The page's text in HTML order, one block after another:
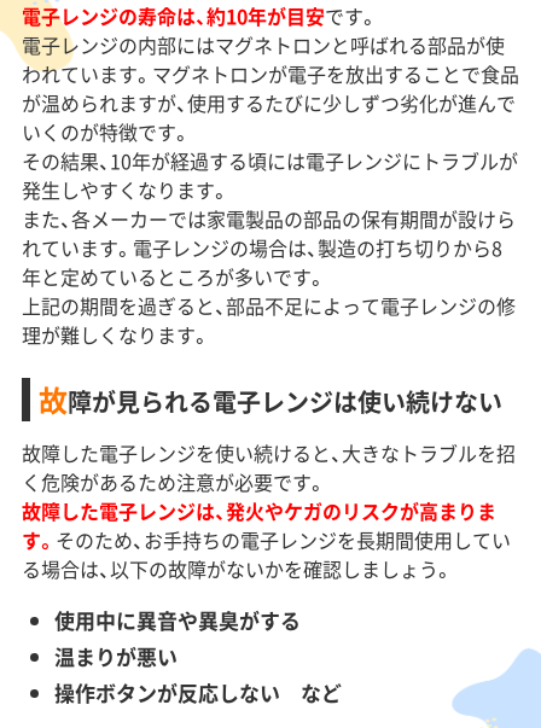
電子レンジの寿命は、約10年が目安です。
電子レンジの内部にはマグネトロンと呼ばれる部品が使
われています。マグネトロンが電子を放出することで食品
が温められますが、使用するたびに少しずつ劣化が進んで
いくのが特徴です。
その結果、10年が経過する頃には電子レンジにトラブルが
発生しやすくなります。
また、各メーカーでは家電製品の部品の保有期間が設けら
れています。電子レンジの場合は、製造の打ち切りから8
年と定めているところが多いです。
上記の期間を過ぎると、部品不足によって電子レンジの修
理が難しくなります。
故障が見られる電子レンジは使い続けない
故障した電子レンジを使い続けると、大きなトラブルを招
く危険があるため注意が必要です。
故障した電子レンジは、発火やケガのリスクが高まりま
す。 そのため、お手持ちの電子レンジを長期間使用してい
る場合は、以下の故障がないかを確認しましょう。
使用中に異音や異臭がする
温まりが悪い
操作ボタンが反応しない など